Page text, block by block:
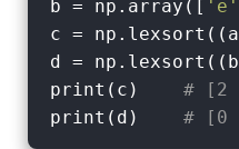
b = np.array([ 'e'
c =
d =
print(c) # [2
print(d) # [0